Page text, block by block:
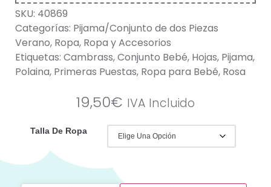
SKU: 40869
Categorías: Pijama/Conjunto de dos Piezas
Verano, Ropa, Ropa y Accesorios
Etiquetas: Cambrass,Conjunto Bebé, Hojas, Pijama,
Polaina, Primeras Puestas, Ropa para Bebé, Rosa
19,50€ IVA Incluido
Talla De Ropa